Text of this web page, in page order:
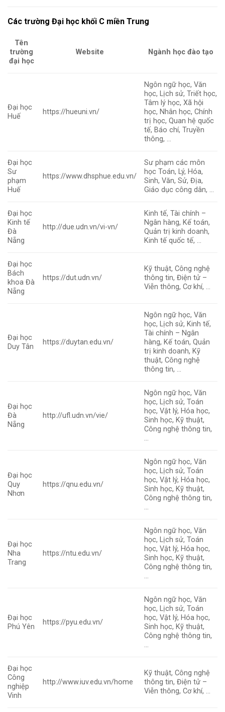
Các trường Đại học khối C miền Trung
Tên
trường
đại học
Website Ngành học đào tạo
Đại học
Huế
https://hueuni.vn/
Ngôn ngữ học, Văn
học, Lịch sử, Triết học,
Tâm lý học, Xã hội
học, Nhân học, Chính
trị học, Quan hệ quốc
tế, Báo chí, Truyền
thông, …
Đại học
Sư
phạm
Huế
https://www.dhsphue.edu.vn/
Sư phạm các môn
học Toán, Lý, Hóa,
Sinh, Văn, Sử, Địa,
Giáo dục công dân, …
Đại học
Kinh tế
Đà
Nẵng
http://due.udn.vn/vi-vn/
Kinh tế, Tài chính –
Ngân hàng, Kế toán,
Quản trị kinh doanh,
Kinh tế quốc tế, …
Đại học
Bách
khoa Đà
Nẵng
https://dut.udn.vn/
Kỹ thuật, Công nghệ
thông tin, Điện tử –
Viễn thông, Cơ khí, …
Đại học
Duy Tân
https://duytan.edu.vn/
Ngôn ngữ học, Văn
học, Lịch sử, Kinh tế,
Tài chính – Ngân
hàng, Kế toán, Quản
trị kinh doanh, Kỹ
thuật, Công nghệ
thông tin, …
Đại học
Đà
Nẵng
http://ufl.udn.vn/vie/
Ngôn ngữ học, Văn
học, Lịch sử, Toán
học, Vật lý, Hóa học,
Sinh học, Kỹ thuật,
Công nghệ thông tin,
…
Đại học
Quy
Nhơn
https://qnu.edu.vn/
Ngôn ngữ học, Văn
học, Lịch sử, Toán
học, Vật lý, Hóa học,
Sinh học, Kỹ thuật,
Công nghệ thông tin,
…
Đại học
Nha
Trang
https://ntu.edu.vn/
Ngôn ngữ học, Văn
học, Lịch sử, Toán
học, Vật lý, Hóa học,
Sinh học, Kỹ thuật,
Công nghệ thông tin,
…
Đại học
Phú Yên
https://pyu.edu.vn/
Ngôn ngữ học, Văn
học, Lịch sử, Toán
học, Vật lý, Hóa học,
Sinh học, Kỹ thuật,
Công nghệ thông tin,
…
Đại học
Công
nghiệp
Vinh
http://www.iuv.edu.vn/home
Kỹ thuật, Công nghệ
thông tin, Điện tử –
Viễn thông, Cơ khí, …